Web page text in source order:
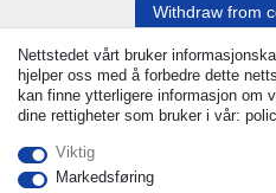
Nettstedet vårt bruker
hjelper oss med å forbedre dette
kan finne ytterligere informasjon om
dine rettigheter som bruker i vår:
Viktig
Markedsføring
Withdraw from
Ta